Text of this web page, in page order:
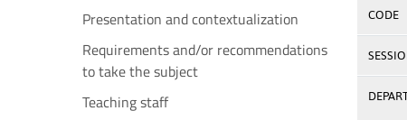
Presentation and contextualization
Requirements and/or recommendations
to take the subject
Teaching staff
CODE